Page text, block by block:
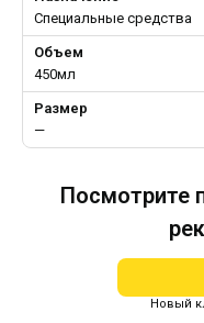
Специальные средства
Объем
450мл
Размер
—
Посмотрите
Новый